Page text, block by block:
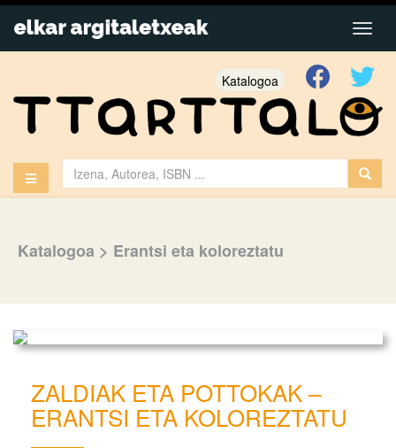
Katalogoa
Katalogoa > Erantsi eta koloreztatu
ZALDIAK ETA POTTOKAK –
ERANTSI ETA KOLOREZTATU